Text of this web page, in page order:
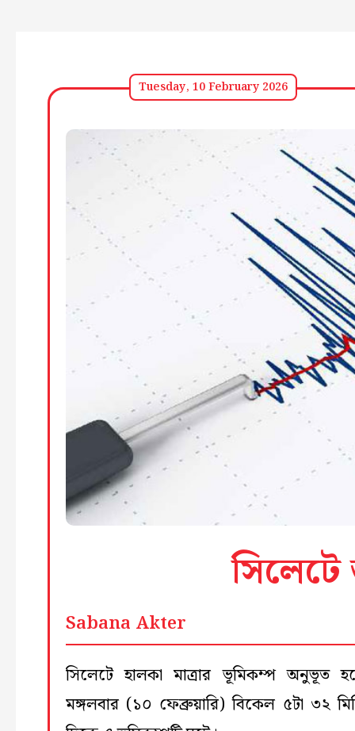
Tuesday, 10 February 2026
Sabana Akter
সিলেটে হালকা মাত্রার ভূমিকম্প অনুভূত
মঙ্গলবার (১০ ফেব্রুয়ারি) বিকেল ৫টা ৩২